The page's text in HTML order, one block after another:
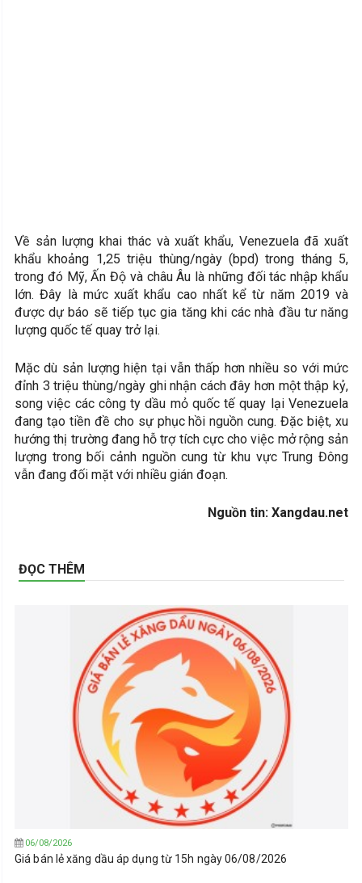
Về sản lượng khai thác và xuất khẩu, Venezuela đã xuất
khẩu khoảng 1,25 triệu thùng/ngày (bpd) trong tháng 5,
trong đó Mỹ, Ấn Độ và châu Âu là những đối tác nhập khẩu
lớn. Đây là mức xuất khẩu cao nhất kể từ năm 2019 và
được dự báo sẽ tiếp tục gia tăng khi các nhà đầu tư năng
lượng quốc tế quay trở lại.
Mặc dù sản lượng hiện tại vẫn thấp hơn nhiều so với mức
đỉnh 3 triệu thùng/ngày ghi nhận cách đây hơn một thập kỷ,
song việc các công ty dầu mỏ quốc tế quay lại Venezuela
đang tạo tiền đề cho sự phục hồi nguồn cung. Đặc biệt, xu
hướng thị trường đang hỗ trợ tích cực cho việc mở rộng sản
lượng trong bối cảnh nguồn cung từ khu vực Trung Đông
vẫn đang đối mặt với nhiều gián đoạn.
Nguồn tin: Xangdau.net
ĐỌC THÊM
06/08/2026
Giá bán lẻ xăng dầu áp dụng từ 15h ngày 06/08/2026